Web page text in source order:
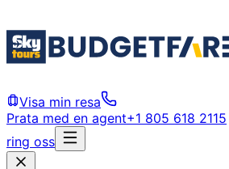
Visa min resa
Prata med en agent+1 805 618 2115
ring oss